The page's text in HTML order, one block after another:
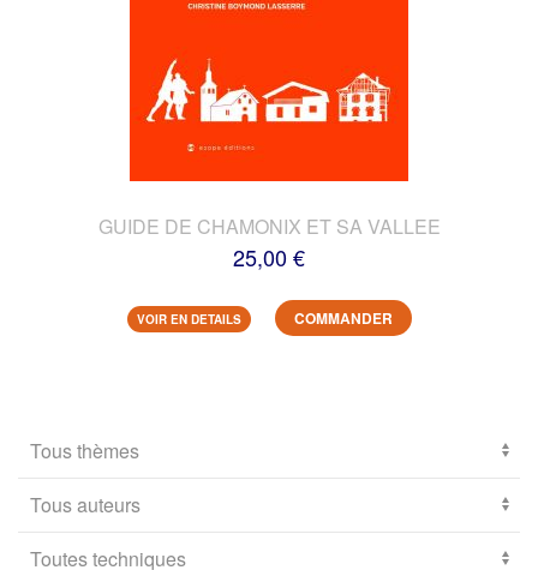
GUIDE DE CHAMONIX ET SA VALLEE
25,00 €
VOIR EN DETAILS COMMANDER